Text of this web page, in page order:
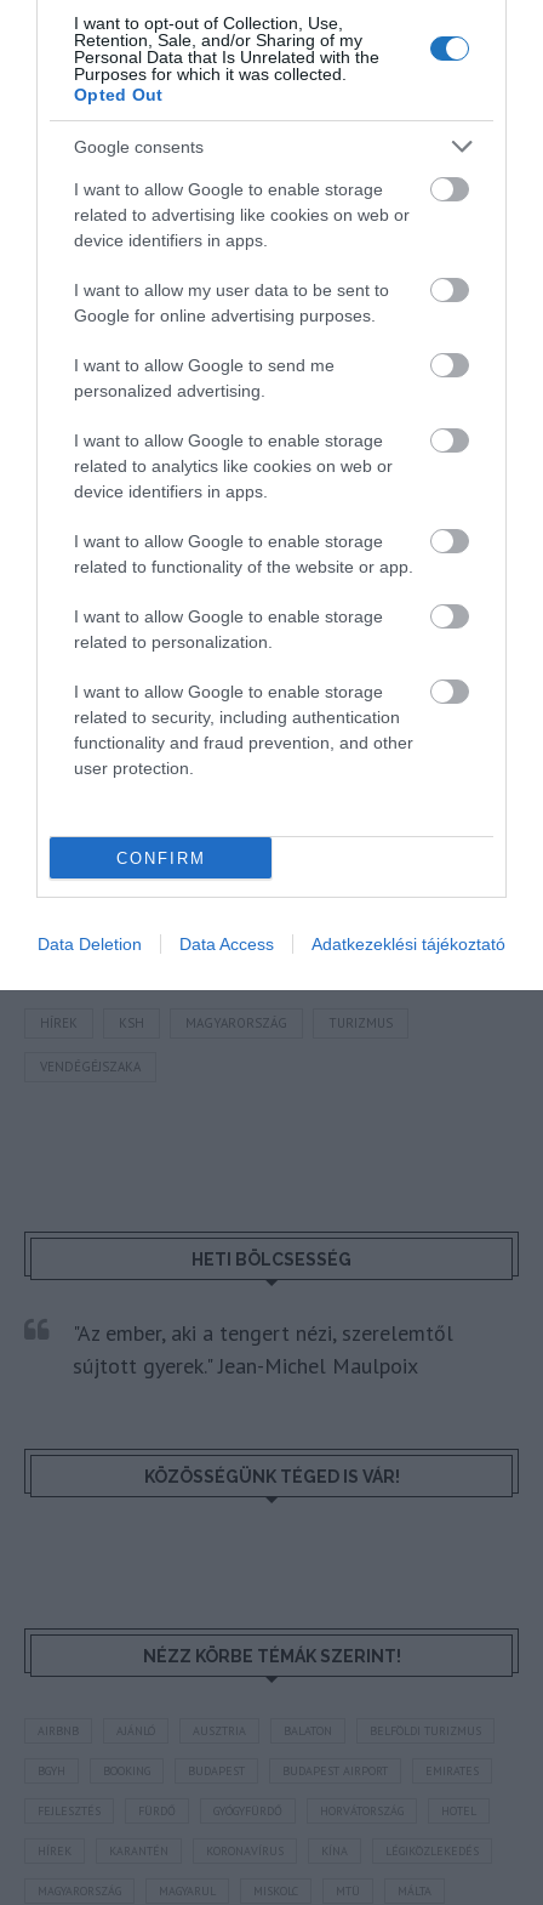
I want to opt-out of Collection, Use,
Retention, Sale, and/or Sharing of my
Personal Data that Is Unrelated with the
Purposes for which it was collected.
Opted Out
Google consents
I want to allow Google to enable storage
related to advertising like cookies on web or
device identifiers in apps.
I want to allow my user data to be sent to
Google for online advertising purposes.
I want to allow Google to send me
personalized advertising.
I want to allow Google to enable storage
related to analytics like cookies on web or
device identifiers in apps.
I want to allow Google to enable storage
related to functionality of the website or app.
I want to allow Google to enable storage
related to personalization.
I want to allow Google to enable storage
related to security, including authentication
functionality and fraud prevention, and other
user protection.
CONFIRM
Data Deletion Data Access Adatkezeklési tájékoztató
kereskedelmi, illetve 27 895 magán- és
egyéb szálláshely fogadott vendégeket
turisztikai szálláshelyekenaz összes
bruttó árbevétel 95 milliárd forint volt
, folyó áron
14%-kal magasabb az egy évvel korábbinál.
kereskedelmi szálláshelyekközül 1004 szálloda
és 1165 panzió volt nyitva június egy részében vagy
egészében.
Széchenyi Pihenőkártyá
val folyó áron 4,0%-kal
többet, 3,8 milliárd forintot költöttek a
kártyatulajdonosok a turisztikai szálláshelyeken az
előző év azonos hónapjához viszonyítva.
2024. január–júniusbanaz előző év azonos
7,6%-kal több, összesen 17,8 millió vendégéjszakát
regisztráltak, a belföldi vendégek 3,
a külföldiek 12%-kal több (8,5 millió, illetve 9,3
millió) vendégéjszakát töltöttek el a turisztikai
szálláshelyeken.
A turizmus világának inspiráló híreiért csatlakozz
csoportunkhoz, kövess
Megosztás
HÍREK KSH MAGYARORSZÁG TURIZMUS
VENDÉGÉJSZAKA
HETI BÖLCSESSÉG
"Az ember, aki a tengert nézi, szerelemtől
sújtott gyerek." Jean-Michel Maulpoix
KÖZÖSSÉGÜNK TÉGED IS VÁR!
NÉZZ KÖRBE TÉMÁK SZERINT!
AUSZTRIA BALATON BELFÖLDI TURIZMUS
BUDAPEST BUDAPEST AIRPORT EMIRATES
FEJLESZTÉS HORVÁTORSZÁG HOTEL
KARANTÉN LÉGIKÖZLEKEDÉS
MAGYARORSZÁG MTÜ MÁLTA